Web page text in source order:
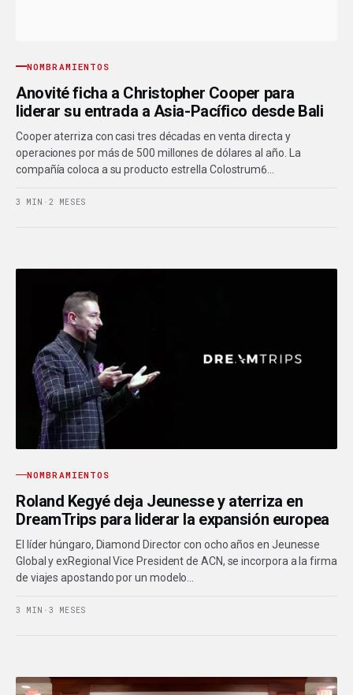
NOMBRAMIENTOS
Anovité ficha a Christopher Cooper para
liderar su entrada a Asia-Pacífico desde Bali
Cooper aterriza con casi tres décadas en venta directa y
operaciones por más de 500 millones de dólares al año. La
compañía coloca a su producto estrella Colostrum6…
3 MIN · 2 MESES
NOMBRAMIENTOS
Roland Kegyé deja Jeunesse y aterriza en
DreamTrips para liderar la expansión europea
El líder húngaro, Diamond Director con ocho años en Jeunesse
Global y exRegional Vice President de ACN, se incorpora a la firma
de viajes apostando por un modelo…
3 MIN · 3 MESES